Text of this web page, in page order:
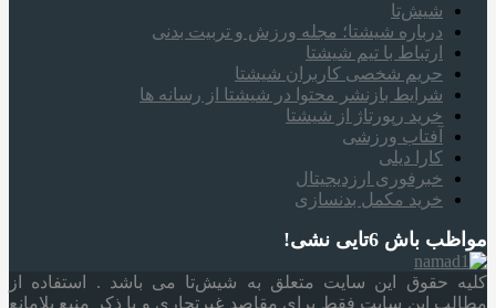
شیش‌تا
درباره شیشتا؛ مجله ورزش و تربیت بدنی
ارتباط با تیم شیشتا
حریم شخصی کاربران شیشتا
شرایط بازنشر محتوا در شیشتا از رسانه ها
خرید رپورتاژ از شیشتا
آفتاب ورزشی
کارا دیلی
خبرفوری ارزدیجیتال
خرید مکمل بدنسازی
مواظب باش 6تایی نشی!
کلیه حقوق این سایت متعلق به شیش‌تا می باشد . استفاده از
مطالب این سایت فقط برای مقاصد غیرتجاری و با ذکر منبع بلامانع